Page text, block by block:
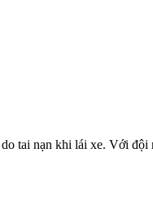
tai nạn khi lái xe. Với